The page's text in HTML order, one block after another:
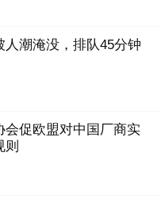
人潮淹没，排队45分钟
会促欧盟对中国厂商实
则